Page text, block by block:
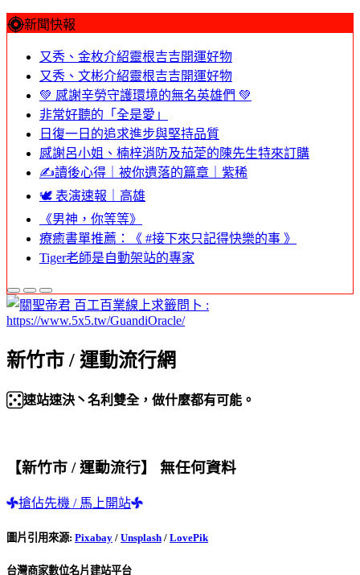
新聞快報
又秀、金枚介紹靈根吉吉開運好物
又秀、文彬介紹靈根吉吉開運好物
💚 感謝辛勞守護環境的無名英雄們 💚
非常好聽的「全是愛」
日復一日的追求進步與堅持品質
感謝呂小姐、楠梓消防及茄萣的陳先生特來訂購
✍️讀後心得｜被你遺落的篇章｜紫稀
🕊️ 表演速報｜高雄
《男神，你等等》
療癒書單推薦：《 #接下來只記得快樂的事 》
Tiger老師是自動架站的專家
新竹市 / 運動流行網
速站速決丶名利雙全，做什麼都有可能。
【新竹市 / 運動流行】 無任何資料
搶佔先機 / 馬上開站
圖片引用來源: Pixabay / Unsplash / LovePik
台灣商家數位名片建站平台